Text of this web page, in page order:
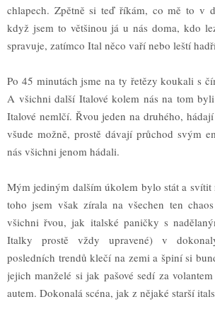
chlapech. Zpětněsi teď říkám, co měto v
když jsem to většinou já u nás doma, kdo
spravuje, zatímco Ital něco vaří nebo leští hadř
Po 45 minutách jsme na ty řetězy koukali s č
A všichni další Italové kolem nás na tom
Italové nemlčí. Řvou jeden na druhého,
všude možně, prostě dávají průchod svým
nás všichni jenom hádali.
Mým jediným dalším úkolem bylo stát a svítit
toho jsem však zírala na všechen ten
všichniřvou, jak italské paničky s nadělaný
Italky prostě vždy upravené) v dokonal
posledních trendůklečí na zemi a špiní si
jejich manželé si jak pašové sedí za
autem. Dokonalá scéna, jak z nějaké starší